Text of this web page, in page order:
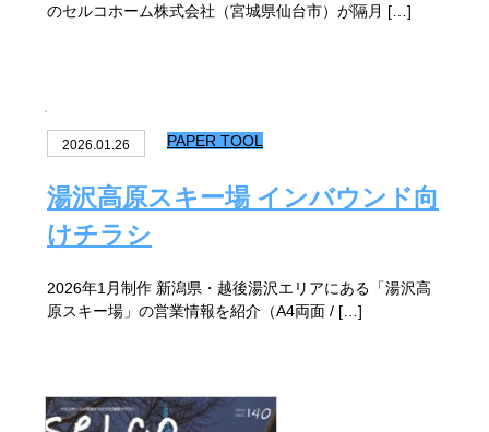
のセルコホーム株式会社（宮城県仙台市）が隔月 […]
2026.01.26 PAPER TOOL
湯沢高原スキー場 インバウンド向
けチラシ
2026年1月制作 新潟県・越後湯沢エリアにある「湯沢高
原スキー場」の営業情報を紹介（A4両面 / […]